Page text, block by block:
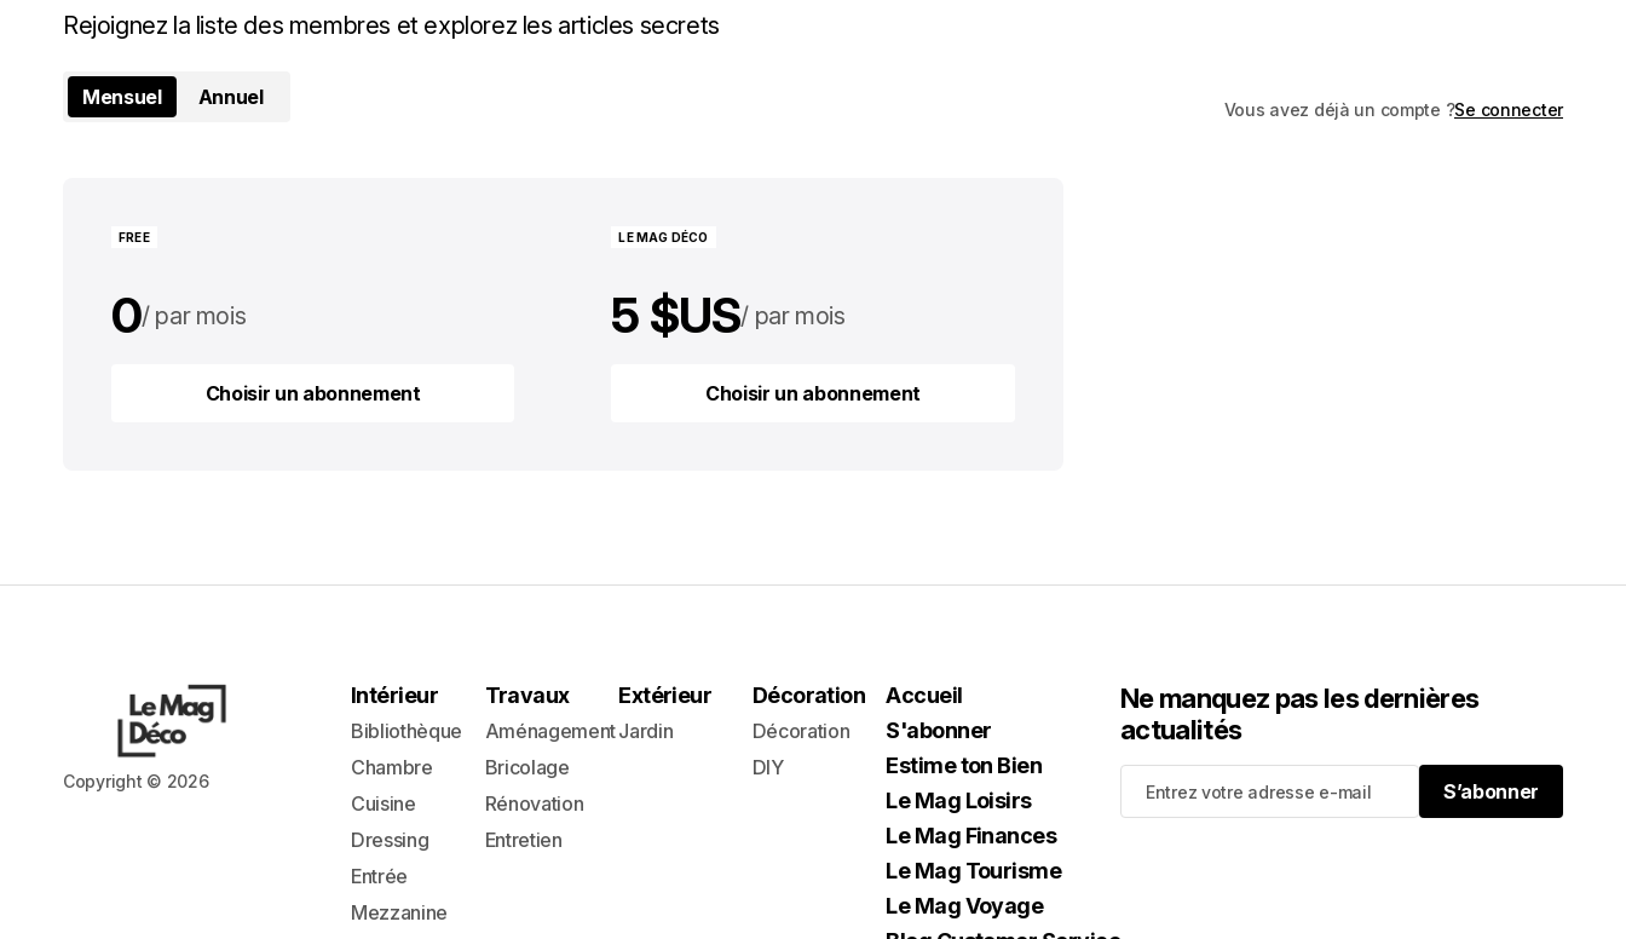
Rejoignez la liste des membres et explorez les articles secrets
Mensuel Annuel
Vous avez déjà un compte ?Se connecter
FREE
0 par mois
par anChoisir un abonnement
LE MAG DÉCO
5 $US par mois
50 $US par an
Choisir un abonnement
Copyright © 2026
Intérieur
Bibliothèque
Chambre
Cuisine
Dressing
Entrée
Mezzanine
Travaux
Aménagement
Bricolage
Rénovation
Entretien
Extérieur
Jardin
Décoration
Décoration
DIY
Accueil
S'abonner
Estime ton Bien
Le Mag Loisirs
Le Mag Finances
Le Mag Tourisme
Le Mag Voyage
Ne manquez pas les dernières
actualités
S’abonner
S’abonner